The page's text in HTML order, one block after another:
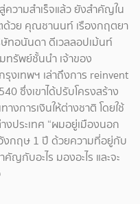
วามสำเร็จแล้ว ยังสำคัญใน
ด้วย คุณชานนท์ เรืองกฤตยา
ทอนันดา ดีเวลลอปเม้นท์
ทรัพย์ชั้นนำ เจ้าของ
งเทพฯ เล่าถึงการ reinvent
ซึ่งเขาได้ปรับโครงสร้าง
งการเงินให้ต่างชาติ โดยใช้
งประเทศ “ผมอยู่เมืองนอก
งกฤษ 1 ปี ด้วยความที่อยู่กับ
คัญกับอะไร มองอะไร และจะ